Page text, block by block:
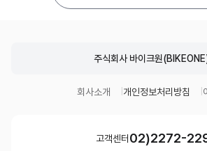
주식회사 바이크원
회사소개 개인정보처리방침
고객센터 02)2272-